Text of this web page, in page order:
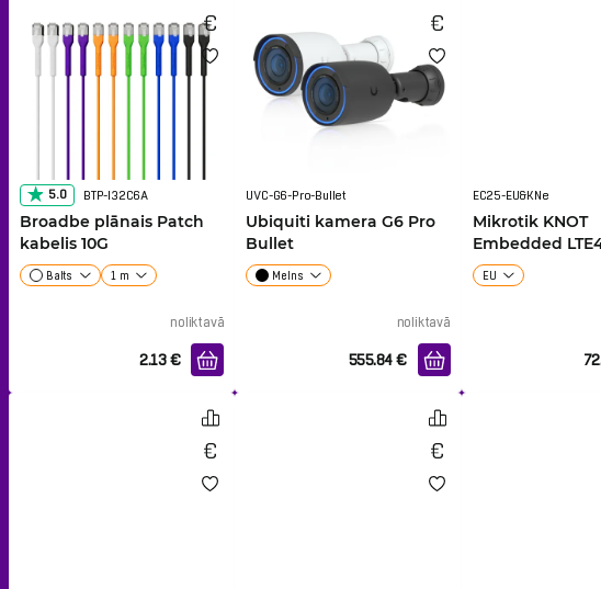
5.0 BTP-I32C6A
Broadbe plānais Patch
kabelis 10G
Balts 1 m
noliktavā
2.13 €
UVC-G6-Pro-Bullet
Ubiquiti kamera G6 Pro
Bullet
Melns
noliktavā
555.84 €
EC25-EU&KNe
Mikrotik KNOT
Embedded
EU